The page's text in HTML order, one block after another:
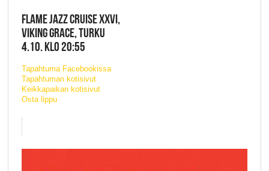
FLAME JAZZ CRUISE XXVI,
VIKING GRACE, TURKU
4.10. KLO 20:55
Tapahtuma Facebookissa
Tapahtuman kotisivut
Keikkapaikan kotisivut
Osta lippu